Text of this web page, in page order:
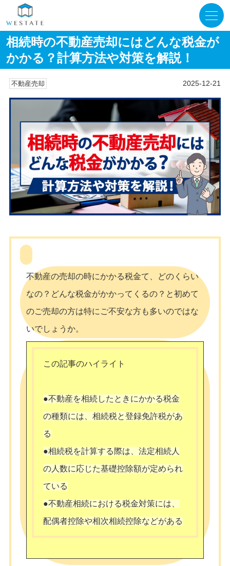
相続時の不動産売却にはどんな税金が
かかる？計算方法や対策を解説！
不動産売却 2025-12-21
不動産の売却の時にかかる税金て、どのくらい
なの？どんな税金がかかってくるの？と初めて
のご売却の方は特にご不安な方も多いのではな
いでしょうか。
この記事のハイライト
●不動産を相続したときにかかる税金
の種類には、相続税と登録免許税があ
る
●相続税を計算する際は、法定相続人
の人数に応じた基礎控除額が定められ
ている
●不動産相続における税金対策には、
配偶者控除や相次相続控除などがある